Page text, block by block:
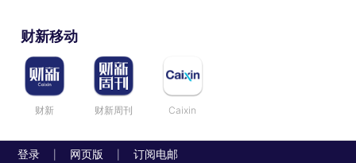
财新移动
财新 财新周刊 Caixin
登录 网页版 订阅电邮